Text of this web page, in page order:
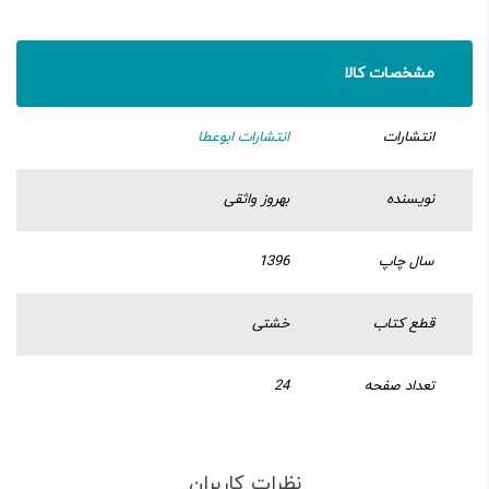
مشخصات کالا
انتشارات انتشارات ابوعطا
نویسنده بهروز واثقی
سال چاپ 1396
قطع کتاب خشتی
تعداد صفحه 24